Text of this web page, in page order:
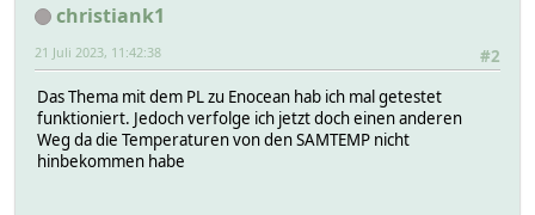
christiank1
#2
21 Juli 2023, 11:42:38
Das Thema mit dem PL zu Enocean hab ich mal getestet
funktioniert. Jedoch verfolge ich jetzt doch einen anderen
Weg da die Temperaturen von den SAMTEMP nicht
hinbekommen habe